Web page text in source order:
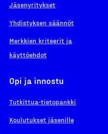
Jäsenyritykset
Yhdistyksen säännöt
Merkkien kriteerit ja
käyttöehdot
Opi ja innostu
Tutkittua-tietopankki
Koulutukset jäsenille